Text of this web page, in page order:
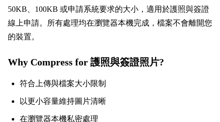
50KB、100KB 或申請系統要求的大小，適用於護照與簽證
線上申請。所有處理均在瀏覽器本機完成，檔案不會離開您
的裝置。
Why Compress for 護照與簽證照片?
符合上傳與檔案大小限制
以更小容量維持圖片清晰
在瀏覽器本機私密處理